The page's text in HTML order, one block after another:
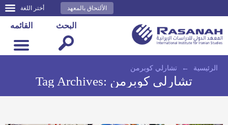
أختر اللغة الألتحاق بالمعهد
القائمه البحث
الرئيسية ← تشارلي كوبرمن
Tag Archives: تشارلي كوبرمن